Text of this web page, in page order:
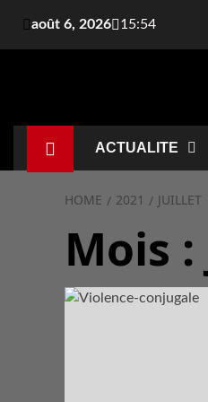
août 6, 2026 15:54
ACTUALITE
HOME 2021 JUILLET
Mois :